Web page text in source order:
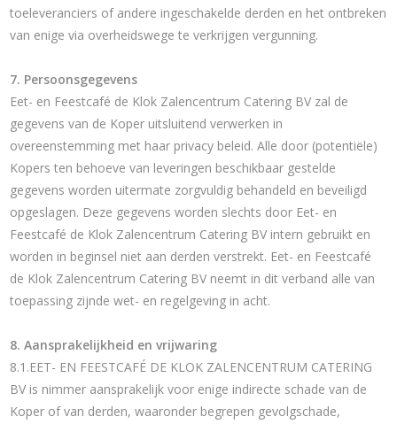
toeleveranciers of andere ingeschakelde derden en het ontbreken
van enige via overheidswege te verkrijgen vergunning.
7. Persoonsgegevens
Eet- en Feestcafé de Klok Zalencentrum Catering BV zal de
gegevens van de Koper uitsluitend verwerken in
overeenstemming met haar privacy beleid. Alle door (potentiële)
Kopers ten behoeve van leveringen beschikbaar gestelde
gegevens worden uitermate zorgvuldig behandeld en beveiligd
opgeslagen. Deze gegevens worden slechts door Eet- en
Feestcafé de Klok Zalencentrum Catering BV intern gebruikt en
worden in beginsel niet aan derden verstrekt. Eet- en Feestcafé
de Klok Zalencentrum Catering BV neemt in dit verband alle van
toepassing zijnde wet- en regelgeving in acht.
8. Aansprakelijkheid en vrijwaring
8.1.EET- EN FEESTCAFÉ DE KLOK ZALENCENTRUM CATERING
BV is nimmer aansprakelijk voor enige indirecte schade van de
Koper of van derden, waaronder begrepen gevolgschade,